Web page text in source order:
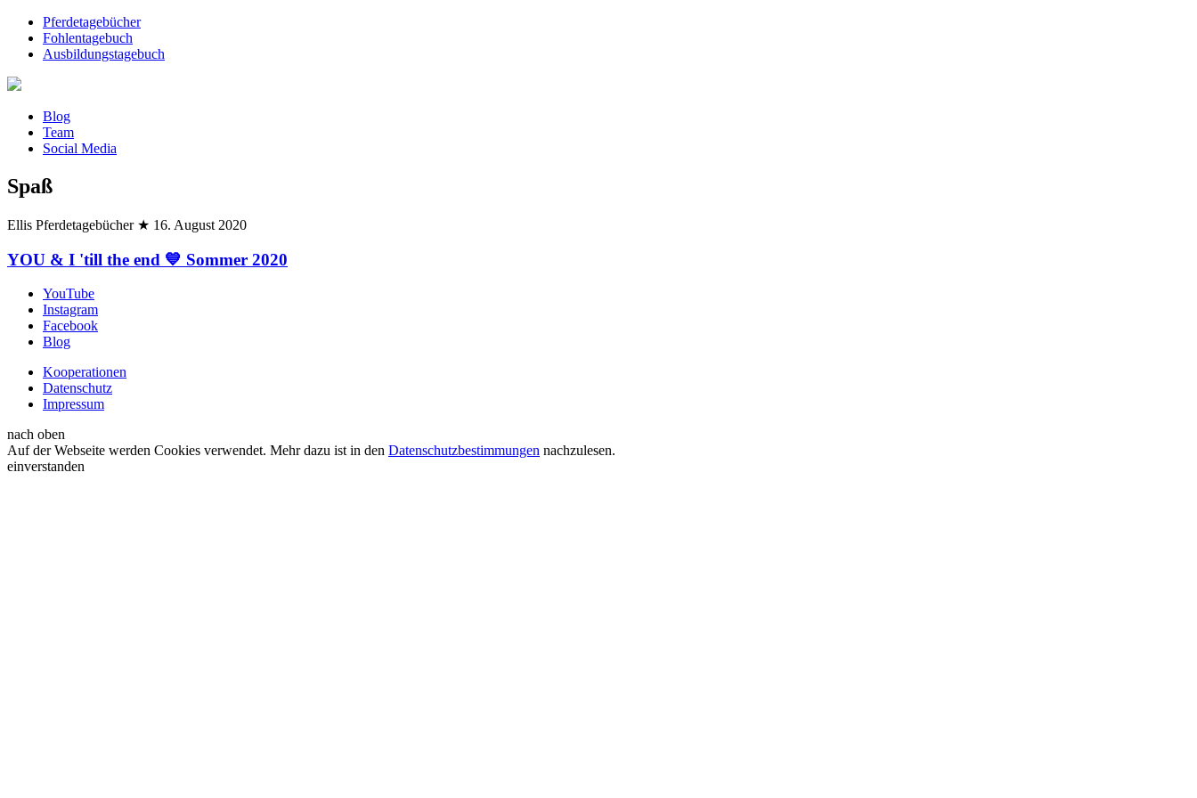
Pferdetagebücher
Fohlentagebuch
Ausbildungstagebuch
Blog
Team
Social Media
Spaß
Ellis Pferdetagebücher ★ 16. August 2020
YOU & I 'till the end 💙 Sommer 2020
YouTube
Instagram
Facebook
Blog
Kooperationen
Datenschutz
Impressum
nach oben
Auf der Webseite werden Cookies verwendet. Mehr dazu ist in den Datenschutzbestimmungen nachzulesen.
einverstanden